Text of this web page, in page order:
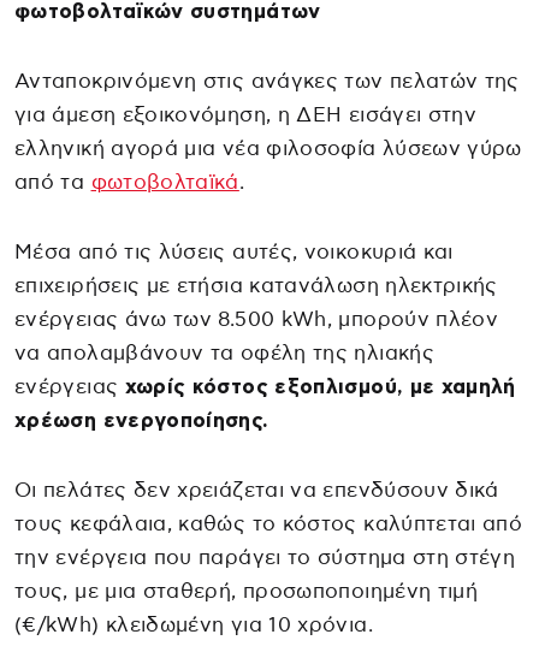
φωτοβολταϊκών συστημάτων
Ανταποκρινόμενη στις ανάγκες των πελατών της
για άμεση εξοικονόμηση, η ΔΕΗ εισάγει στην
ελληνική αγορά μια νέα φιλοσοφία λύσεων γύρω
από τα φωτοβολταϊκά.
Μέσα από τις λύσεις αυτές, νοικοκυριά και
επιχειρήσεις με ετήσια κατανάλωση ηλεκτρικής
ενέργειας άνω των 8.500 kWh, μπορούν πλέον
να απολαμβάνουν τα οφέλη της ηλιακής
ενέργειας χωρίς κόστος εξοπλισμού, με χαμηλή
χρέωση ενεργοποίησης.
Οι πελάτες δεν χρειάζεται να επενδύσουν δικά
τους κεφάλαια, καθώς το κόστος καλύπτεται από
την ενέργεια που παράγει το σύστημα στη στέγη
τους, με μια σταθερή, προσωποποιημένη τιμή
(€/kWh) κλειδωμένη για 10 χρόνια.